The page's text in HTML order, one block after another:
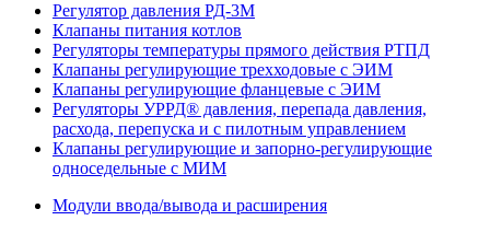
Регулятор давления РД-3М
Клапаны питания котлов
Регуляторы температуры прямого действия РТПД
Клапаны регулирующие трехходовые с ЭИМ
Клапаны регулирующие фланцевые с ЭИМ
Регуляторы УРРД® давления, перепада давления,
расхода, перепуска и с пилотным управлением
Клапаны регулирующие и запорно-регулирующие
односедельные с МИМ
Модули ввода/вывода и расширения